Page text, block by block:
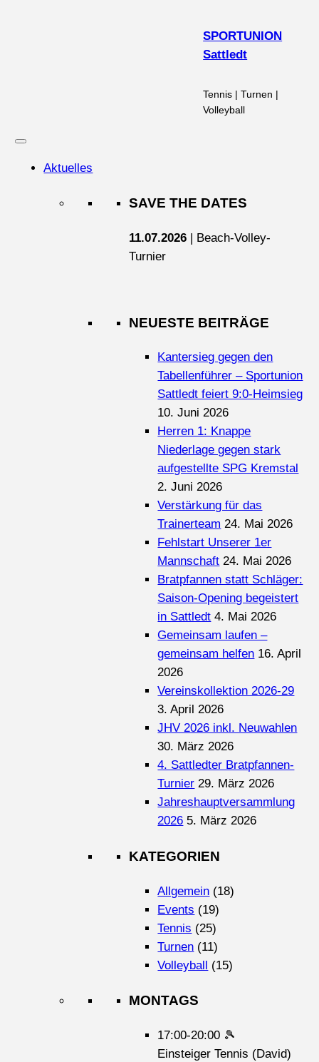
SPORTUNION
Sattledt
Tennis | Turnen |
Volleyball
Aktuelles
SAVE THE DATES
11.07.2026 | Beach-Volley-
Turnier
NEUESTE BEITRÄGE
Kantersieg gegen den
Tabellenführer – Sportunion
Sattledt feiert 9:0-Heimsieg
10. Juni 2026
Herren 1: Knappe
Niederlage gegen stark
aufgestellte SPG Kremstal
2. Juni 2026
Verstärkung für das
Trainerteam 24. Mai 2026
Fehlstart Unserer 1er
Mannschaft 24. Mai 2026
Bratpfannen statt Schläger:
Saison-Opening begeistert
in Sattledt 4. Mai 2026
Gemeinsam laufen –
gemeinsam helfen 16. April
2026
Vereinskollektion 2026-29
3. April 2026
JHV 2026 inkl. Neuwahlen
30. März 2026
4. Sattledter Bratpfannen-
Turnier 29. März 2026
Jahreshauptversammlung
2026 5. März 2026
KATEGORIEN
Allgemein (18)
Events (19)
Tennis (25)
Turnen (11)
Volleyball (15)
MONTAGS
17:00-20:00 🎾
Einsteiger Tennis (David)